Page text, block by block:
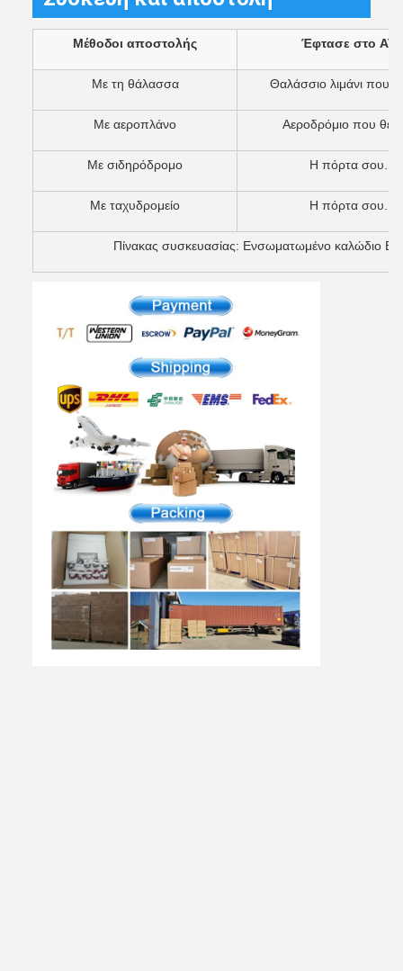
Μέθοδοι αποστολής Έφτασε στο AT
Με τη θάλασσα Θαλάσσιο λιμάνι που
Με αεροπλάνο Αεροδρόμιο που
Με σιδηρόδρομο Η πόρτα σου.
Με ταχυδρομείο Η πόρτα σου.
Πίνακας συσκευασίας: Ενσωματωμένο καλώδιο